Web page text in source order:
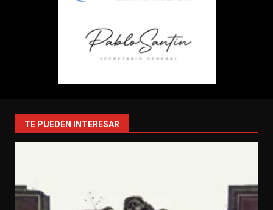
TE PUEDEN INTERESAR